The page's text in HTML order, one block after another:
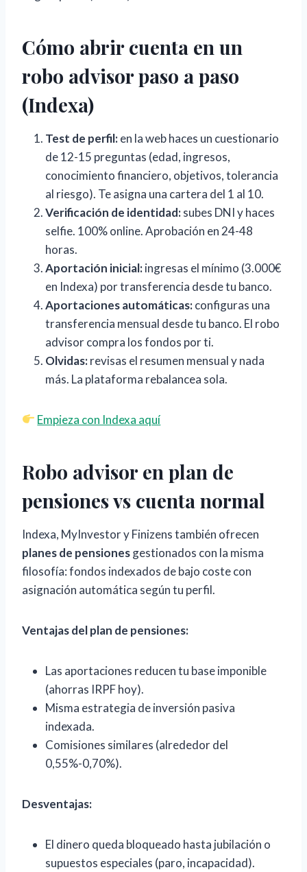
Cómo abrir cuenta en un
robo advisor paso a paso
(Indexa)
Test de perfil:en la web haces un cuestionario
de 12-15 preguntas (edad, ingresos,
conocimiento financiero, objetivos, tolerancia
al riesgo). Te asigna una cartera del 1 al 10.
Verificación de identidad:subes DNI y haces
selfie. 100% online. Aprobación en 24-48
horas.
Aportación inicial:ingresas el mínimo (3.000€
en Indexa) por transferencia desde tu banco.
Aportaciones automáticas:configuras una
transferencia mensual desde tu banco. El robo
advisor compra los fondos por ti.
Olvidas:revisas el resumen mensual y nada
más. La plataforma rebalancea sola.
Empieza con Indexa aquí
Robo advisor en plan de
pensiones vs cuenta normal
Indexa, MyInvestor y Finizens también ofrecen
planes de pensionesgestionados con la misma
filosofía: fondos indexados de bajo coste con
asignación automática según tu perfil.
Ventajas del plan de pensiones:
Las aportaciones reducen tu base imponible
(ahorras IRPF hoy).
Misma estrategia de inversión pasiva
indexada.
Comisiones similares (alrededor del
0,55%-0,70%).
Desventajas:
El dinero queda bloqueado hasta jubilación o
supuestos especiales (paro, incapacidad).